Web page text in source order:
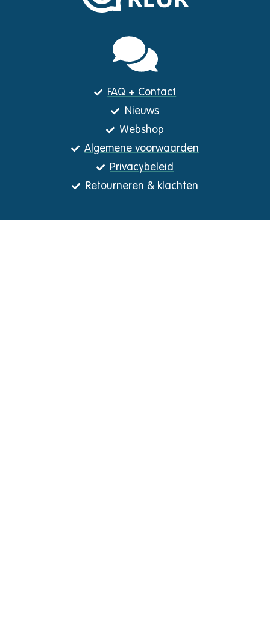
FAQ + Contact
Nieuws
Webshop
Algemene voorwaarden
Privacybeleid
Retourneren & klachten